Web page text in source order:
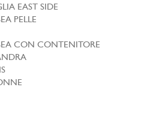
EAST SIDE
PELLE
CON CONTENITORE